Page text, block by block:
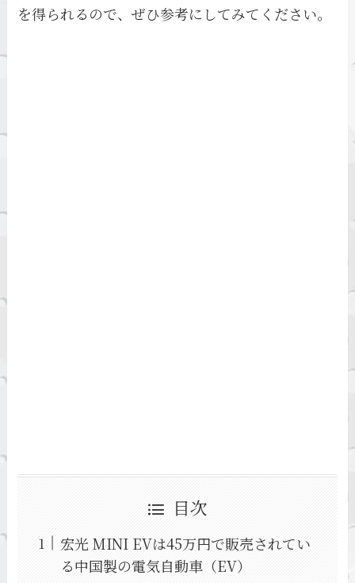
を得られるので、ぜひ参考にしてみてください。
目次
宏光 MINI EVは45万円で販売されてい
る中国製の電気自動車（EV）